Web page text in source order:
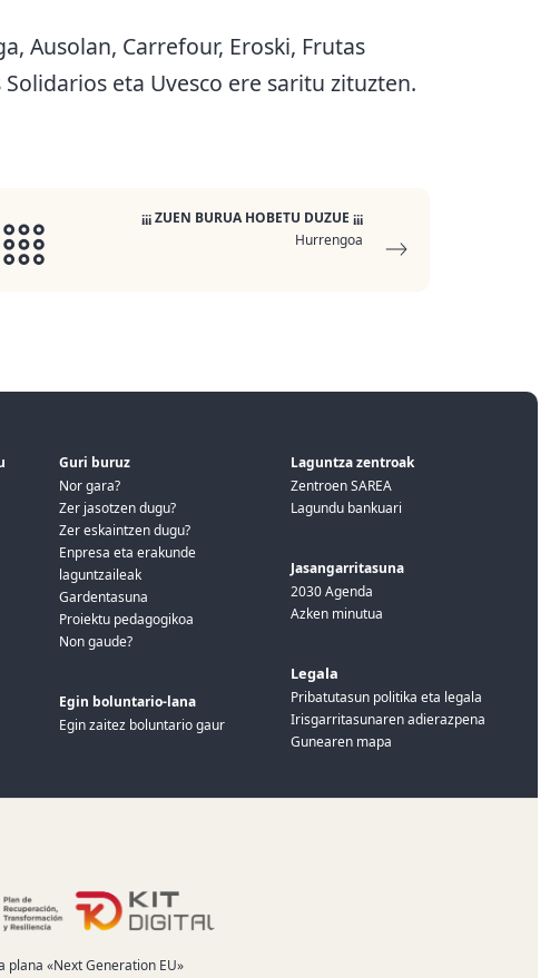
Ausolan, Carrefour, Eroski, Frutas
eta Uvesco ere saritu zituzten.
¡¡¡ ZUEN BURUA HOBETU DUZUE ¡¡¡
Hurrengoa
Guri buruz
Nor gara?
Zer jasotzen dugu?
Zer eskaintzen dugu?
Enpresa eta erakunde
laguntzaileak
Gardentasuna
Proiektu pedagogikoa
Non gaude?
Egin boluntario-lana
Egin zaitez boluntario gaur
Laguntza zentroak
Zentroen SAREA
Lagundu bankuari
Jasangarritasuna
2030 Agenda
Azken minutua
Legala
Pribatutasun politika eta legala
Irisgarritasunaren adierazpena
Gunearen mapa
«Next Generation EU»